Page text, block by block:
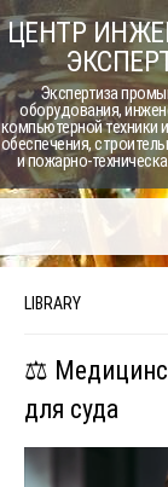
Skip
to
content
ЦЕНТР
Экспертиза
оборудования,
компьютерной техники
обеспечения,
и пожарно-
LIBRARY
⚖️
для суда